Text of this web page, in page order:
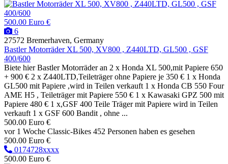
500.00 Euro €
6
27572 Bremerhaven, Germany
Bastler Motorräder XL 500, XV800 , Z440LTD, GL500 , GSF
400/600
Biete hier Bastler Motorräder an 2 x Honda XL 500,mit Papiere 650
+ 900 € 2 x Z440LTD,Teileträger ohne Papiere je 350 € 1 x Honda
GL500 mit Papiere ,wird in Teilen verkauft 1 x Honda CB 550 Four
AME H5 , Teileträger mit Papiere 550 € 1 x Kawasaki GPZ 500 mit
Papiere 480 € 1 x,GSF 400 Teile Träger mit Papiere wird in Teilen
verkauft 1 x GSF 600 Bandit , ohne ...
500.00 Euro €
vor 1 Woche Classic-Bikes 452 Personen haben es gesehen
500.00 Euro €
0174728xxxx
500.00 Euro €